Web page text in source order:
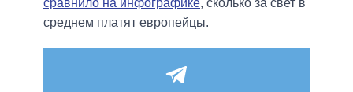
сравнило на инфографике, сколько за свет в
среднем платят европейцы.